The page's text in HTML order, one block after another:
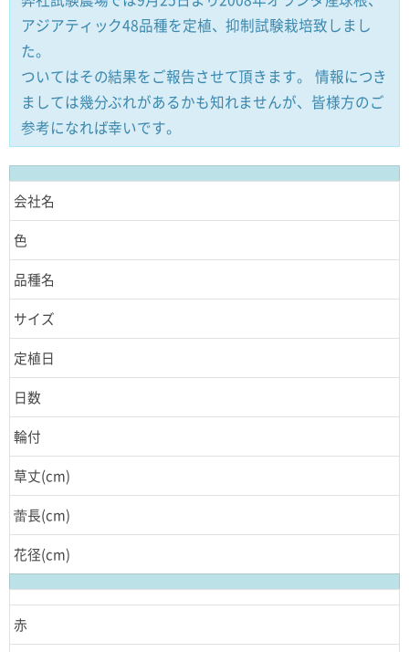
アジアティック48品種を定植、抑制試験栽培致しまし
た。
ついてはその結果をご報告させて頂きます。 情報につき
ましては幾分ぶれがあるかも知れませんが、皆様方のご
参考になれば幸いです。
会社名
色
品種名
サイズ
定植日
日数
輪付
草丈(cm)
蕾長(cm)
花径(cm)
赤